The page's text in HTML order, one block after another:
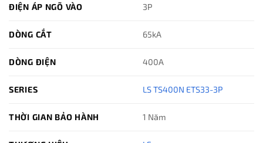
ĐIỆN ÁP NGÕ VÀO 3P
DÒNG CẮT 65kA
DÒNG ĐIỆN 400A
SERIES LS TS400N ETS33-3P
THỜI GIAN BẢO HÀNH 1 Năm